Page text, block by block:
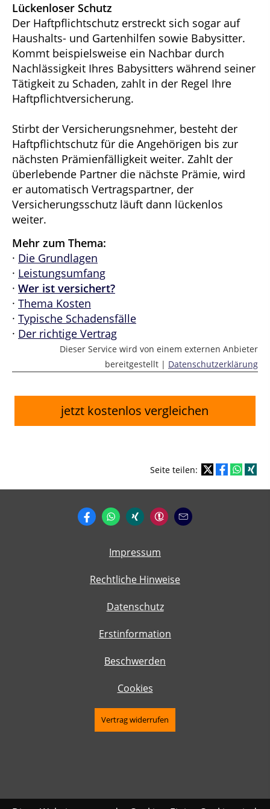
Lückenloser Schutz
Der Haftpflichtschutz erstreckt sich sogar auf
Haushalts- und Gartenhilfen sowie Babysitter.
Kommt beispielsweise ein Nachbar durch
Nachlässigkeit Ihres Babysitters während seiner
Tätigkeit zu Schaden, zahlt in der Regel Ihre
Haftpflichtversicherung.
Stirbt der Versicherungsnehmer, besteht der
Haftpflichtschutz für die Angehörigen bis zur
nächsten Prämienfälligkeit weiter. Zahlt der
überlebende Partner die nächste Prämie, wird
er automatisch Vertragspartner, der
Versicherungsschutz läuft dann lückenlos
weiter.
Mehr zum Thema:
· Die Grundlagen
· Leistungsumfang
· Wer ist versichert?
· Thema Kosten
· Typische Schadensfälle
· Der richtige Vertrag
Dieser Service wird von einem externen Anbieter
bereitgestellt | Datenschutzerklärung
jetzt kostenlos vergleichen
Seite teilen:
Impressum
Rechtliche Hinweise
Datenschutz
Erstinformation
Beschwerden
Cookies
Vertrag widerrufen